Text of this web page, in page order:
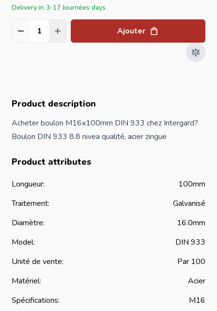
Delivery in 3-17 Journées days
Quantité Ajouter
Product description
Acheter boulon M16x100mm DIN 933 chez Intergard?
Boulon DIN 933 8.8 nivea qualité, acier zingue
Product attributes
Longueur:
100mm
Traitement:
Galvanisé
Diamètre:
16.0mm
Model:
DIN 933
Unité de vente:
Par 100
Matériel:
Acier
Spécifications:
M16